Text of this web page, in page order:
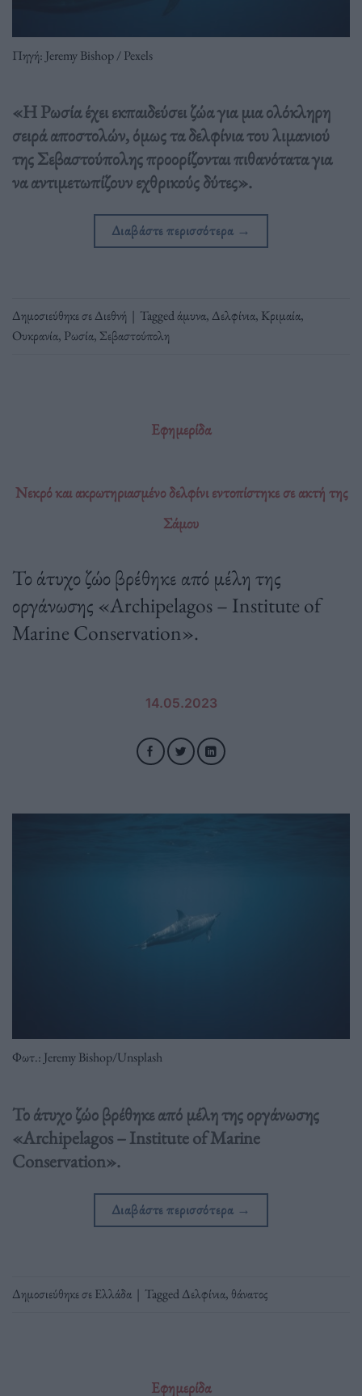
Πηγή: Jeremy Bishop / Pexels
«Η Ρωσία έχει εκπαιδεύσει ζώα για μια ολόκληρη
σειρά αποστολών, όμως τα δελφίνια του λιμανιού
της Σεβαστούπολης προορίζονται πιθανότατα για
να αντιμετωπίζουν εχθρικούς δύτες».
Διαβάστε περισσότερα →
Δημοσιεύθηκε σεΔιεθνή | Taggedάμυνα, Δελφίνια, Κριμαία,
Ουκρανία, Ρωσία, Σεβαστούπολη
Εφημερίδα
Νεκρό και ακρωτηριασμένο δελφίνι εντοπίστηκε σε ακτή της
Σάμου
Το άτυχο ζώο βρέθηκε από μέλη της
οργάνωσης «Archipelagos – Institute of
Marine Conservation».
14.05.2023
Φωτ.: Jeremy Bishop/Unsplash
Το άτυχο ζώο βρέθηκε από μέλη της οργάνωσης
«Archipelagos – Institute of Marine
Conservation».
Διαβάστε περισσότερα →
Δημοσιεύθηκε σεΕλλάδα | TaggedΔελφίνια, θάνατος
Εφημερίδα